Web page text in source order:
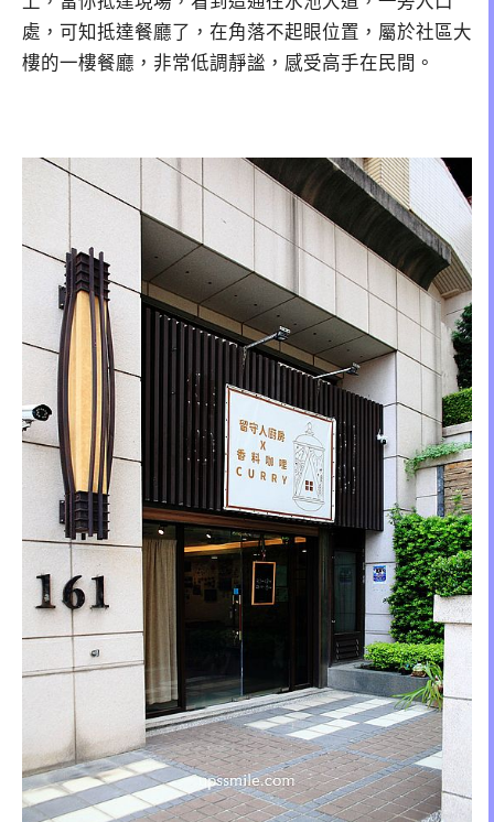
處，可知抵達餐廳了，在角落不起眼位置，屬於社區大
樓的一樓餐廳，非常低調靜謐，感受高手在民間。